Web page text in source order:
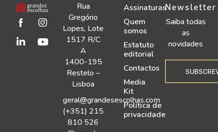
Rua
Gregório
Lopes, Lote
1517 R/C
A
1400-195
Restelo –
Lisboa
geral@grandesescolhas.com
(+351) 215
810 526
Assinaturas
Quem
somos
Estatuto
editorial
Contactos
Media
Kit
Política de
privacidade
Newsletter
Saiba todas
as
novidades